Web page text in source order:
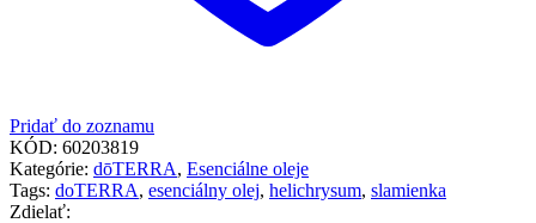
Pridať do zoznamu
KÓD: 60203819
Kategórie: dōTERRA, Esenciálne oleje
Tags: doTERRA, esenciálny olej, helichrysum, slamienka
Zdielať: